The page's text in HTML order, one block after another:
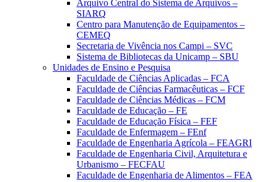
Arquivo Central do Sistema de Arquivos –
SIARQ
Centro para Manutenção de Equipamentos –
CEMEQ
Secretaria de Vivência nos Campi – SVC
Sistema de Bibliotecas da Unicamp – SBU
Unidades de Ensino e Pesquisa
Faculdade de Ciências Aplicadas – FCA
Faculdade de Ciências Farmacêuticas – FCF
Faculdade de Ciências Médicas – FCM
Faculdade de Educação – FE
Faculdade de Educação Física – FEF
Faculdade de Enfermagem – FEnf
Faculdade de Engenharia Agrícola – FEAGRI
Faculdade de Engenharia Civil, Arquitetura e
Urbanismo – FECFAU
Faculdade de Engenharia de Alimentos – FEA